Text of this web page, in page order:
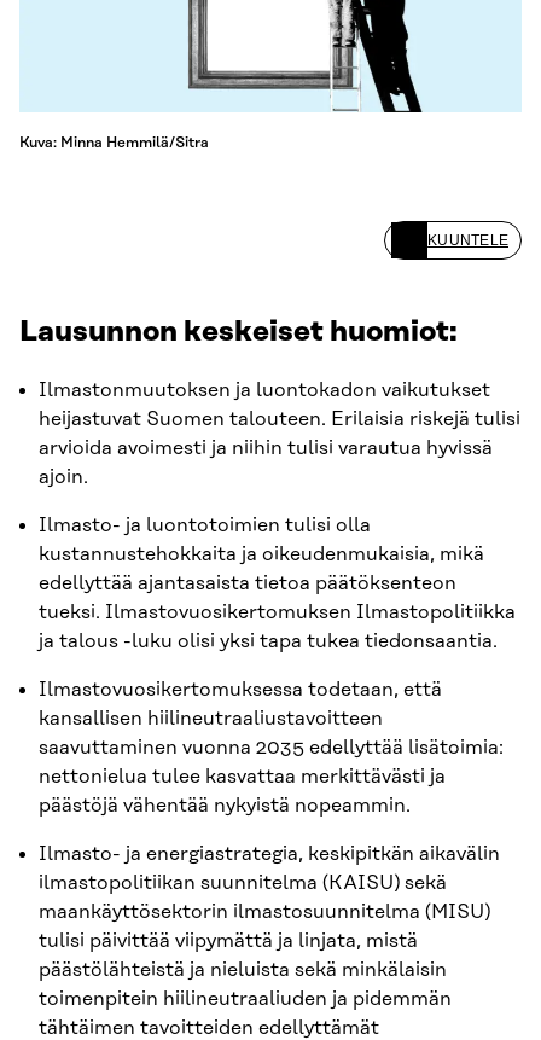
Kuva: Minna Hemmilä/Sitra
KUUNTELE
Lausunnon keskeiset huomiot:
Ilmastonmuutoksen ja luontokadon vaikutukset
heijastuvat Suomen talouteen. Erilaisia riskejä tulisi
arvioida avoimesti ja niihin tulisi varautua hyvissä
ajoin.
Ilmasto- ja luontotoimien tulisi olla
kustannustehokkaita ja oikeudenmukaisia, mikä
edellyttää ajantasaista tietoa päätöksenteon
tueksi. Ilmastovuosikertomuksen Ilmastopolitiikka
ja talous -luku olisi yksi tapa tukea tiedonsaantia.
Ilmastovuosikertomuksessa todetaan, että
kansallisen hiilineutraaliustavoitteen
saavuttaminen vuonna 2035 edellyttää lisätoimia:
nettonielua tulee kasvattaa merkittävästi ja
päästöjä vähentää nykyistä nopeammin.
Ilmasto- ja energiastrategia, keskipitkän aikavälin
ilmastopolitiikan suunnitelma (KAISU) sekä
maankäyttösektorin ilmastosuunnitelma (MISU)
tulisi päivittää viipymättä ja linjata, mistä
päästölähteistä ja nieluista sekä minkälaisin
toimenpitein hiilineutraaliuden ja pidemmän
tähtäimen tavoitteiden edellyttämät